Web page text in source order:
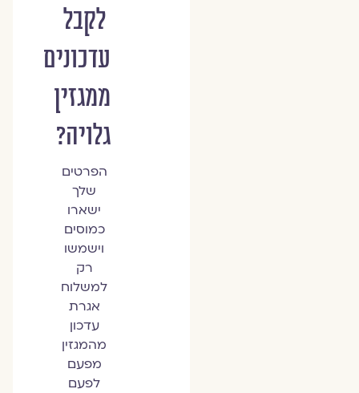
לקבל
עדכונים
ממגזין
גלויה?
הפרטים
שלך
ישארו
כמוסים
וישמשו
רק
למשלוח
אגרת
עדכון
מהמגזין
מפעם
לפעם